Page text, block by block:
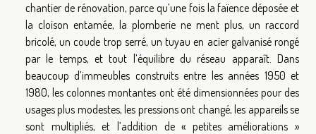
chantier de rénovation, parce qu’une fois la faïence déposée et
la cloison entamée, la plomberie ne ment plus, un raccord
bricolé, un coude trop serré, un tuyau en acier galvanisé rongé
par le temps, et tout l’équilibre du réseau apparaît. Dans
beaucoup d’immeubles construits entre les années 1950 et
1980, les colonnes montantes ont été dimensionnées pour des
usages plus modestes, les pressions ont changé, les appareils se
sont multipliés, et l’addition de « petites améliorations »